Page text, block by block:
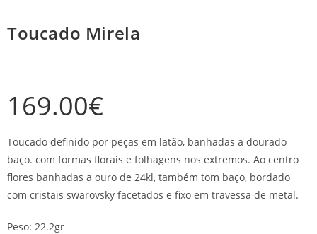
Toucado Mirela
169.00€
Toucado definido por peças em latão, banhadas a dourado
baço. com formas florais e folhagens nos extremos. Ao centro
flores banhadas a ouro de 24kl, também tom baço, bordado
com cristais swarovsky facetados e fixo em travessa de metal.
Peso: 22.2gr